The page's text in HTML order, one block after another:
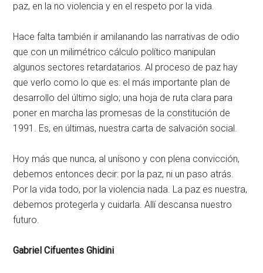
paz, en la no violencia y en el respeto por la vida.
Hace falta también ir amilanando las narrativas de odio
que con un milimétrico cálculo político manipulan
algunos sectores retardatarios. Al proceso de paz hay
que verlo como lo que es: el más importante plan de
desarrollo del último siglo; una hoja de ruta clara para
poner en marcha las promesas de la constitución de
1991. Es, en últimas, nuestra carta de salvación social.
Hoy más que nunca, al unísono y con plena convicción,
debemos entonces decir: por la paz, ni un paso atrás.
Por la vida todo, por la violencia nada. La paz es nuestra,
debemos protegerla y cuidarla. Allí descansa nuestro
futuro.
Gabriel Cifuentes Ghidini